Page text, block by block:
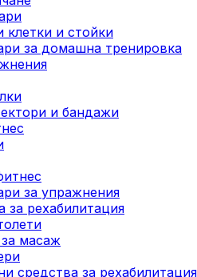
клетки и стойки
за домашна тренировка
и бандажи
за упражнения
рехабилитация
масаж
средства за рехабилитация